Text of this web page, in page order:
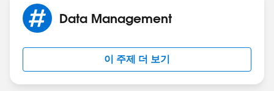
Data Management
이 주제 더 보기